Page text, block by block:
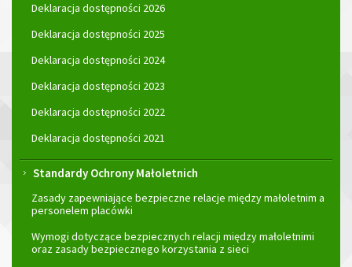
Deklaracja dostępności 2026
Deklaracja dostępności 2025
Deklaracja dostępności 2024
Deklaracja dostępności 2023
Deklaracja dostępności 2022
Deklaracja dostępności 2021
Standardy Ochrony Małoletnich
Zasady zapewniające bezpieczne relacje między małoletnim a
personelem placówki
Wymogi dotyczące bezpiecznych relacji między małoletnimi
oraz zasady bezpiecznego korzystania z sieci